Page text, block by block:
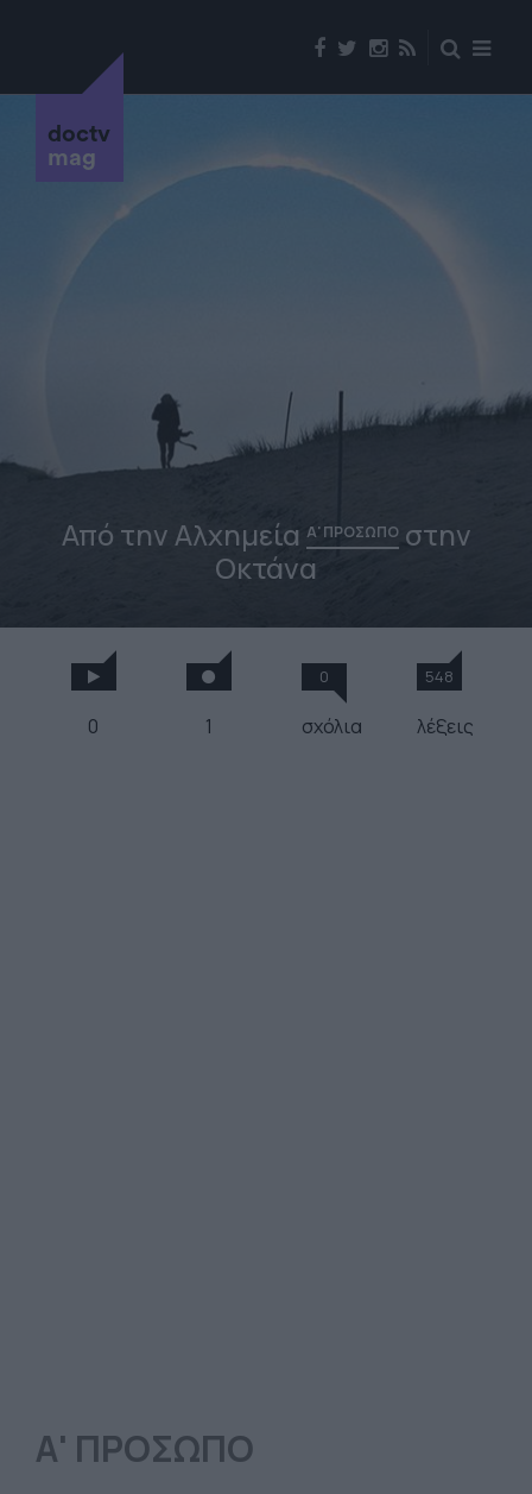
doctv
mag
Από την Αλχημεία Α' ΠΡΟΣΩΠΟστην
Οκτάνα
0 1
0
σχόλια
548
λέξεις
Α' ΠΡΟΣΩΠΟ